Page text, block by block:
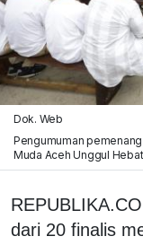
Dok. Web
Pengumuman
Muda Aceh Unggul
dari 20 finalis